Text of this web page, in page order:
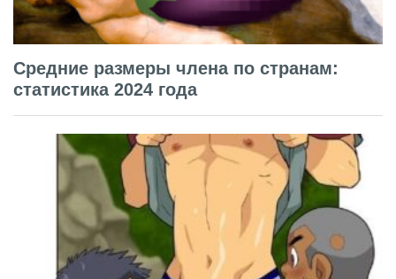
Средние размеры члена по странам:
статистика 2024 года